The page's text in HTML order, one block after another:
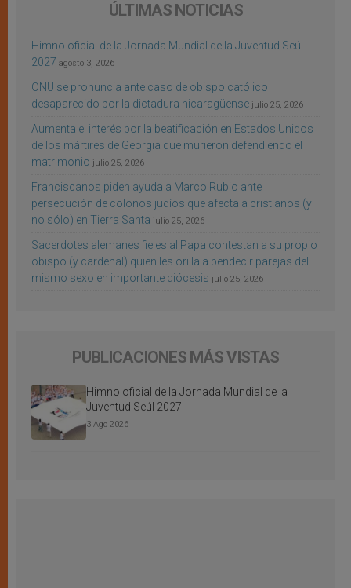
ÚLTIMAS NOTICIAS
Himno oficial de la Jornada Mundial de la Juventud Seúl
2027 agosto 3, 2026
ONU se pronuncia ante caso de obispo católico
desaparecido por la dictadura nicaragüense julio 25, 2026
Aumenta el interés por la beatificación en Estados Unidos
de los mártires de Georgia que murieron defendiendo el
matrimonio julio 25, 2026
Franciscanos piden ayuda a Marco Rubio ante
persecución de colonos judíos que afecta a cristianos (y
no sólo) en Tierra Santa julio 25, 2026
Sacerdotes alemanes fieles al Papa contestan a su propio
obispo (y cardenal) quien les orilla a bendecir parejas del
mismo sexo en importante diócesis julio 25, 2026
PUBLICACIONES MÁS VISTAS
Himno oficial de la Jornada Mundial de la
Juventud Seúl 2027
3 Ago 2026